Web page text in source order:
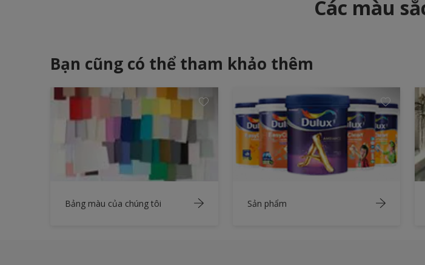
Các màu
Bạn cũng có thể tham khảo thêm
Bảng màu của chúng tôi Sản phẩm